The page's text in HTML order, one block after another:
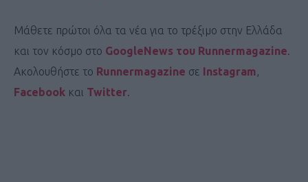
Μάθετε πρώτοι όλα τα νέα για το τρέξιμο στην Ελλάδα
και τον κόσμο στο GoogleNews του Runnermagazine.
Ακολουθήστε το Runnermagazine σε Instagram,
Facebook και Twitter.